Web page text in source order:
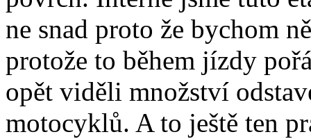
ne snad proto že bychom
protože to během jízdy
opět viděli množství
motocyklů. A to ještě ten